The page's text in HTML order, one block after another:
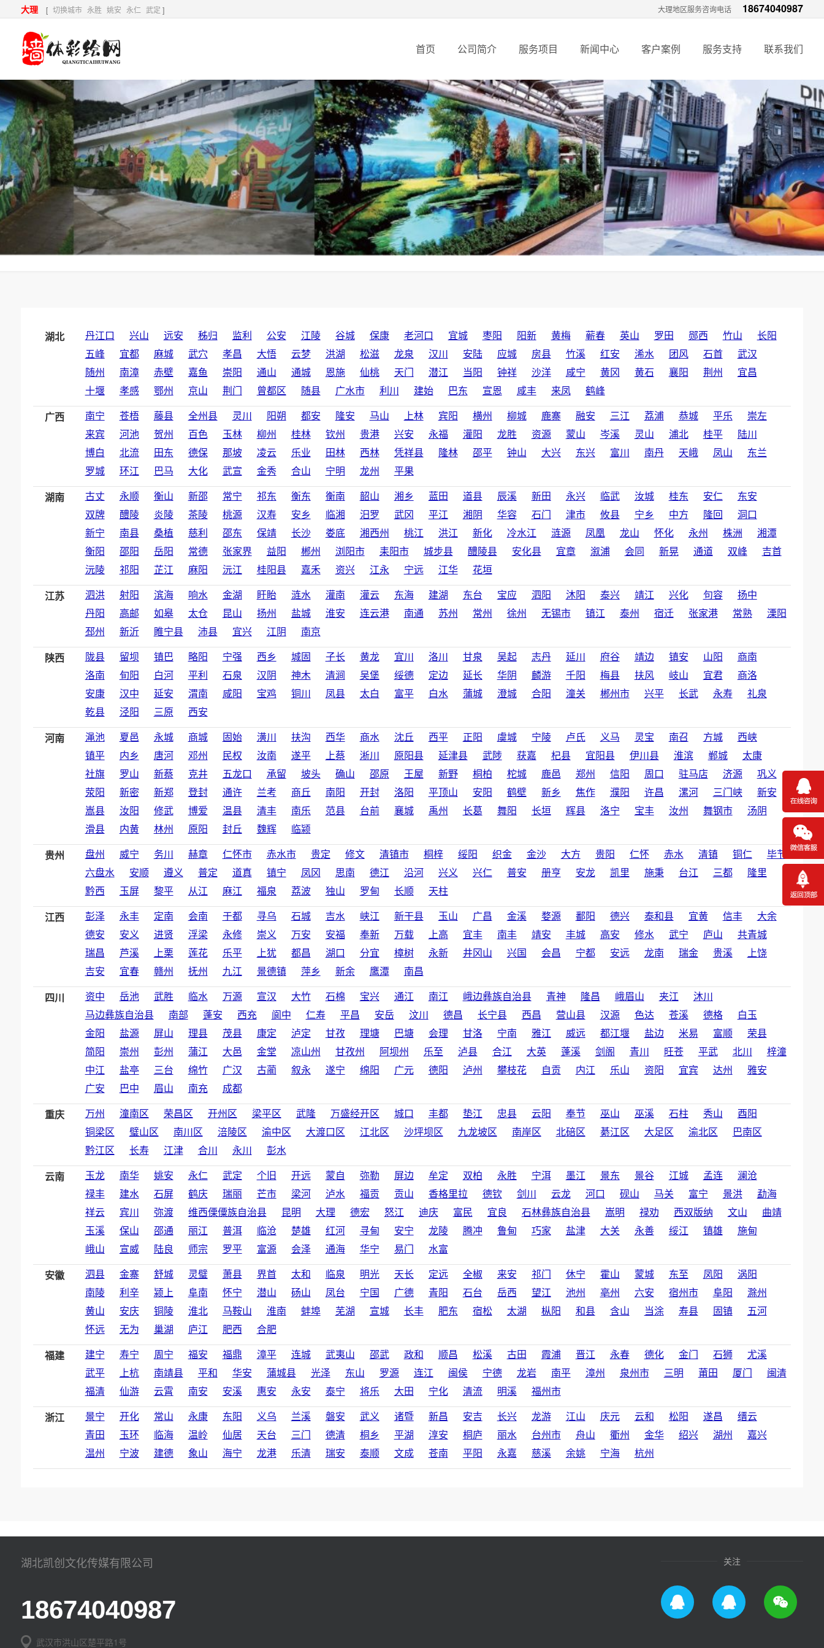
大理 [ 切换城市 永胜 姚安 永仁 武定 ] 大理地区服务咨询电话 18674040987
首页 公司简介 服务项目 新闻中心 客户案例 服务支持 联系我们
湖北 丹江口 兴山 远安 秭归 监利 公安 江陵 谷城 保康 老河口 宜城 枣阳 阳新 黄梅 蕲春 英山 罗田 郧西 竹山
长阳
五峰
宜都 麻城 武穴 孝昌 大悟 云梦 洪湖 松滋 龙泉 汉川 安陆 应城 房县 竹溪 红安 浠水 团风 石首
武汉
随州
南漳 赤壁 嘉鱼 崇阳 通山 通城 恩施 仙桃 天门 潜江 当阳 钟祥 沙洋 咸宁 黄冈 黄石 襄阳 荆州
宜昌
十堰
孝感 鄂州 京山 荆门 曾都区 随县 广水市 利川 建始 巴东 宣恩 咸丰 来凤
鹤峰
广西
南宁 苍梧 藤县 全州县 灵川 阳朔 都安 隆安 马山 上林 宾阳 横州 柳城 鹿寨 融安 三江 荔浦 恭城 平乐
崇左
来宾
河池 贺州 百色 玉林 柳州 桂林 钦州 贵港 兴安 永福 灌阳 龙胜 资源 蒙山 岑溪 灵山 浦北 桂平
陆川
博白
北流 田东 德保 那坡 凌云 乐业 田林 西林 凭祥县 隆林 邵平 钟山 大兴 东兴 富川 南丹 天峨 凤山
东兰
罗城
环江 巴马 大化 武宣 金秀 合山 宁明 龙州
平果
湖南
古丈 永顺 衡山 新邵 常宁 祁东 衡东 衡南 韶山 湘乡 蓝田 道县 辰溪 新田 永兴 临武 汝城 桂东 安仁
东安
双牌
醴陵 炎陵 茶陵 桃源 汉寿 安乡 临湘 汨罗 武冈 平江 湘阴 华容 石门 津市 攸县 宁乡 中方 隆回
洞口
新宁
南县 桑植 慈利 邵东 保靖 长沙 娄底 湘西州 桃江 洪江 新化 冷水江 涟源 凤凰 龙山 怀化 永州 株洲
湘潭
衡阳
邵阳 岳阳 常德 张家界 益阳 郴州 浏阳市 耒阳市 城步县 醴陵县 安化县 宜章 溆浦 会同 新晃 通道 双峰
吉首
沅陵
祁阳 芷江 麻阳 沅江 桂阳县 嘉禾 资兴 江永 宁远 江华
花垣
江苏
泗洪 射阳 滨海 响水 金湖 盱眙 涟水 灌南 灌云 东海 建湖 东台 宝应 泗阳 沐阳 泰兴 靖江 兴化 句容
扬中
丹阳
高邮 如皋 太仓 昆山 扬州 盐城 淮安 连云港 南通 苏州 常州 徐州 无锡市 镇江 泰州 宿迁 张家港 常熟
溧阳
邳州
新沂 睢宁县 沛县 宜兴 江阴
南京
陕西
陇县 留坝 镇巴 略阳 宁强 西乡 城固 子长 黄龙 宜川 洛川 甘泉 吴起 志丹 延川 府谷 靖边 镇安 山阳
商南
洛南
旬阳 白河 平利 石泉 汉阴 神木 清涧 吴堡 绥德 定边 延长 华阴 麟游 千阳 梅县 扶风 岐山 宜君
商洛
安康
汉中 延安 渭南 咸阳 宝鸡 铜川 凤县 太白 富平 白水 蒲城 澄城 合阳 潼关 郴州市 兴平 长武 永寿
礼泉
乾县
泾阳 三原
西安
河南
渑池 夏邑 永城 商城 固始 潢川 扶沟 西华 商水 沈丘 西平 正阳 虞城 宁陵 卢氏 义马 灵宝 南召 方城
西峡
镇平
内乡 唐河 邓州 民权 汝南 遂平 上蔡 淅川 原阳县 延津县 武陟 获嘉 杞县 宜阳县 伊川县 淮滨 郸城
太康
社旗
罗山 新蔡 克井 五龙口 承留 坡头 确山 邵原 王屋 新野 桐柏 柁城 鹿邑 郑州 信阳 周口 驻马店 济源
巩义
荥阳
新密 新郑 登封 通许 兰考 商丘 南阳 开封 洛阳 平顶山 安阳 鹤壁 新乡 焦作 濮阳 许昌 漯河 三门峡
新安
嵩县
汝阳 修武 博爱 温县 清丰 南乐 范县 台前 襄城 禹州 长葛 舞阳 长垣 辉县 洛宁 宝丰 汝州 舞钢市
汤阴
滑县
内黄 林州 原阳 封丘 魏辉
临颍
贵州
盘州 威宁 务川 赫章 仁怀市 赤水市 贵定 修文 清镇市 桐梓 绥阳 织金 金沙 大方 贵阳 仁怀 赤水 清镇 铜仁
毕节
六盘水
安顺 遵义 普定 道真 镇宁 凤冈 思南 德江 沿河 兴义 兴仁 普安 册亨 安龙 凯里 施秉 台江 三都
隆里
黔西
玉屏 黎平 从江 麻江 福泉 荔波 独山 罗甸 长顺
天柱
江西
彭泽 永丰 定南 会南 于都 寻乌 石城 吉水 峡江 新干县 玉山 广昌 金溪 婺源 鄱阳 德兴 泰和县 宜黄 信丰
大余
德安
安义 进贤 浮梁 永修 崇义 万安 安福 奉新 万载 上高 宜丰 南丰 靖安 丰城 高安 修水 武宁 庐山
共青城
瑞昌
芦溪 上栗 莲花 乐平 上犹 都昌 湖口 分宜 樟树 永新 井冈山 兴国 会昌 宁都 安远 龙南 瑞金 贵溪
上饶
吉安
宜春 赣州 抚州 九江 景德镇 萍乡 新余 鹰潭
南昌
四川
资中 岳池 武胜 临水 万源 宣汉 大竹 石棉 宝兴 通江 南江 峨边彝族自治县 青神 隆昌 峨眉山 夹江
沐川
马边彝族自治县
南部 蓬安 西充 阆中 仁寿 平昌 安岳 汶川 德昌 长宁县 西昌 营山县 汉源 色达 苍溪 德格
白玉
金阳
盐源 屏山 理县 茂县 康定 泸定 甘孜 理塘 巴塘 会理 甘洛 宁南 雅江 威远 都江堰 盐边 米易 富顺
荣县
简阳
崇州 彭州 蒲江 大邑 金堂 凉山州 甘孜州 阿坝州 乐至 泸县 合江 大英 蓬溪 剑阁 青川 旺苍 平武 北川
梓潼
中江
盐亭 三台 绵竹 广汉 古蔺 叙永 遂宁 绵阳 广元 德阳 泸州 攀枝花 自贡 内江 乐山 资阳 宜宾 达州
雅安
广安
巴中 眉山 南充
成都
重庆
万州 潼南区 荣昌区 开州区 梁平区 武隆 万盛经开区 城口 丰都 垫江 忠县 云阳 奉节 巫山 巫溪 石柱 秀山
酉阳
铜梁区
璧山区 南川区 涪陵区 渝中区 大渡口区 江北区 沙坪坝区 九龙坡区 南岸区 北碚区 綦江区 大足区 渝北区
巴南区
黔江区
长寿 江津 合川 永川
彭水
云南
玉龙 南华 姚安 永仁 武定 个旧 开远 蒙自 弥勒 屏边 牟定 双柏 永胜 宁洱 墨江 景东 景谷 江城 孟连
澜沧
禄丰
建水 石屏 鹤庆 瑞丽 芒市 梁河 泸水 福贡 贡山 香格里拉 德钦 剑川 云龙 河口 砚山 马关 富宁 景洪
勐海
祥云
宾川 弥渡 维西傈僳族自治县 昆明 大理 德宏 怒江 迪庆 富民 宜良 石林彝族自治县 嵩明 禄劝 西双版纳 文山
曲靖
玉溪
保山 邵通 丽江 普洱 临沧 楚雄 红河 寻甸 安宁 龙陵 腾冲 鲁甸 巧家 盐津 大关 永善 绥江 镇雄
施甸
峨山
宣威 陆良 师宗 罗平 富源 会泽 通海 华宁 易门
水富
安徽
泗县 金寨 舒城 灵璧 萧县 界首 太和 临泉 明光 天长 定远 全椒 来安 祁门 休宁 霍山 蒙城 东至 凤阳
涡阳
南陵
利辛 颍上 阜南 怀宁 潜山 砀山 凤台 宁国 广德 青阳 石台 岳西 望江 池州 亳州 六安 宿州市 阜阳
滁州
黄山
安庆 铜陵 淮北 马鞍山 淮南 蚌埠 芜湖 宣城 长丰 肥东 宿松 太湖 枞阳 和县 含山 当涂 寿县 固镇
五河
怀远
无为 巢湖 庐江 肥西
合肥
福建
建宁 寿宁 周宁 福安 福鼎 漳平 连城 武夷山 邵武 政和 顺昌 松溪 古田 霞浦 晋江 永春 德化 金门 石狮
尤溪
武平
上杭 南靖县 平和 华安 蒲城县 光泽 东山 罗源 连江 闽侯 宁德 龙岩 南平 漳州 泉州市 三明 莆田 厦门
闽清
福清
仙游 云霄 南安 安溪 惠安 永安 泰宁 将乐 大田 宁化 清流 明溪
福州市
浙江
景宁 开化 常山 永康 东阳 义乌 兰溪 磐安 武义 诸暨 新昌 安吉 长兴 龙游 江山 庆元 云和 松阳 遂昌
缙云
青田
玉环 临海 温岭 仙居 天台 三门 德清 桐乡 平湖 淳安 桐庐 丽水 台州市 舟山 衢州 金华 绍兴 湖州
嘉兴
温州
宁波 建德 象山 海宁 龙港 乐清 瑞安 泰顺 文成 苍南 平阳 永嘉 慈溪 余姚 宁海 杭州
湖北凯创文化传媒有限公司
18674040987
武汉市洪山区楚平路1号
关注